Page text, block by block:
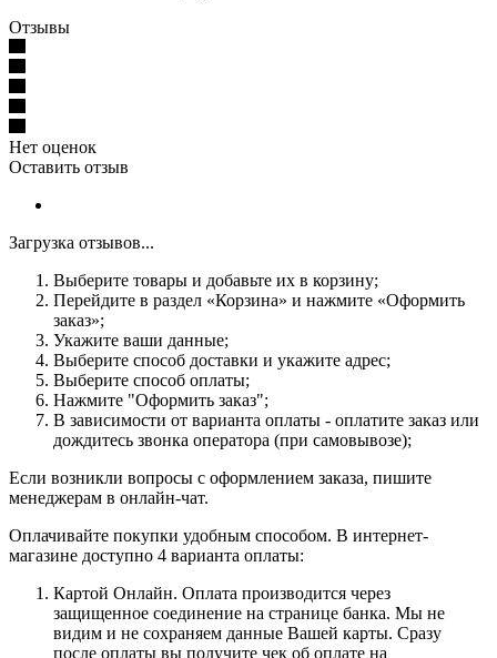
Отзывы
Нет оценок
Оставить отзыв
Загрузка отзывов...
Выберите товары и добавьте их в корзину;
Перейдите в раздел «Корзина» и нажмите «Оформить
заказ»;
Укажите ваши данные;
Выберите способ доставки и укажите адрес;
Выберите способ оплаты;
Нажмите "Оформить заказ";
В зависимости от варианта оплаты - оплатите заказ или
дождитесь звонка оператора (при самовывозе);
Если возникли вопросы с оформлением заказа, пишите
менеджерам в онлайн-чат.
Оплачивайте покупки удобным способом. В интернет-
магазине доступно 4 варианта оплаты:
Картой Онлайн. Оплата производится через
защищенное соединение на странице банка. Мы не
видим и не сохраняем данные Вашей карты. Сразу
после оплаты вы получите чек об оплате на